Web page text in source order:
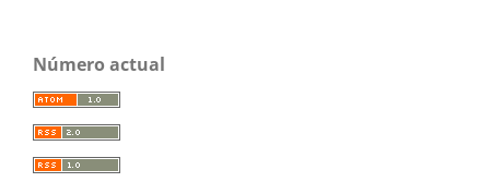
Número actual